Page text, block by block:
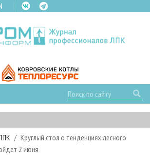
Круглый стол о тенденциях лесного
2 июня